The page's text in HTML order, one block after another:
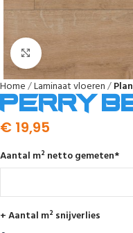
Home Laminaat vloeren
Perry
€ 19,95
Aantal m² netto gemeten*
+ Aantal m² snijverlies
Afbeelding vergroten